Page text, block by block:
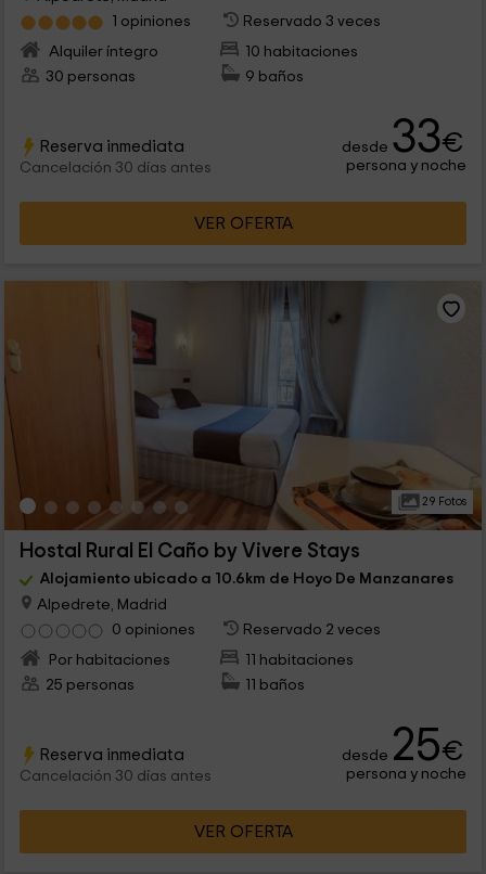
1 opiniones
Reservado 3 veces
Alquiler íntegro
10 habitaciones
30 personas
9 baños
Reserva inmediata
Cancelación 30 días antes
desde 33€
persona y noche
VER OFERTA
29 Fotos
Hostal Rural El Caño by Vivere Stays
Alojamiento ubicado a 10.6km de Hoyo De Manzanares
Alpedrete, Madrid
0 opiniones
Reservado 2 veces
Por habitaciones
11 habitaciones
25 personas
11 baños
Reserva inmediata
Cancelación 30 días antes
desde 25€
persona y noche
VER OFERTA